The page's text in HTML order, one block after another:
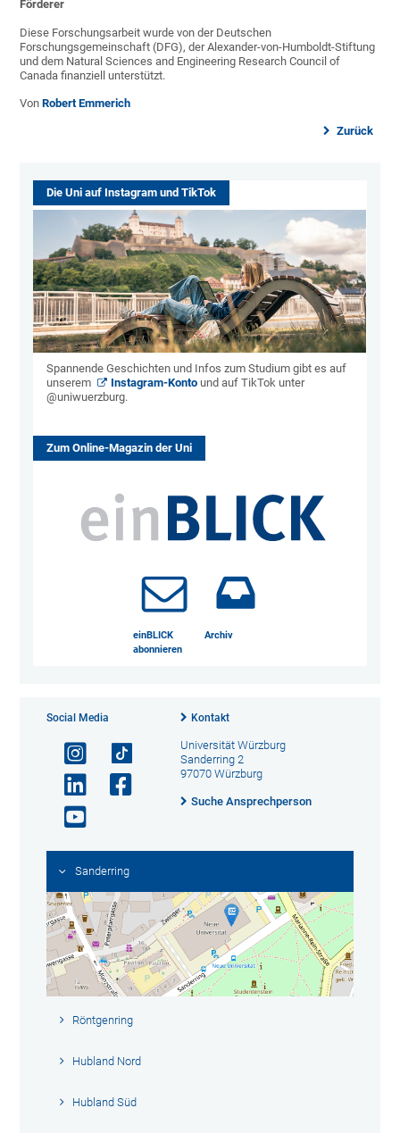
Förderer
Diese Forschungsarbeit wurde von der Deutschen
Forschungsgemeinschaft (DFG), der Alexander-von-Humboldt-Stiftung
und dem Natural Sciences and Engineering Research Council of
Canada finanziell unterstützt.
VonRobert Emmerich
Zurück
Die Uni auf Instagram und TikTok
Spannende Geschichten und Infos zum Studium gibt es auf
unserem
Instagram-Konto und auf TikTok unter
@uniwuerzburg.
Zum Online-Magazin der Uni
einBLICK
abonnieren
Archiv
Social Media Kontakt
Universität Würzburg
Sanderring 2
97070 Würzburg
Suche Ansprechperson
Sanderring
Röntgenring
Hubland Nord
Hubland Süd